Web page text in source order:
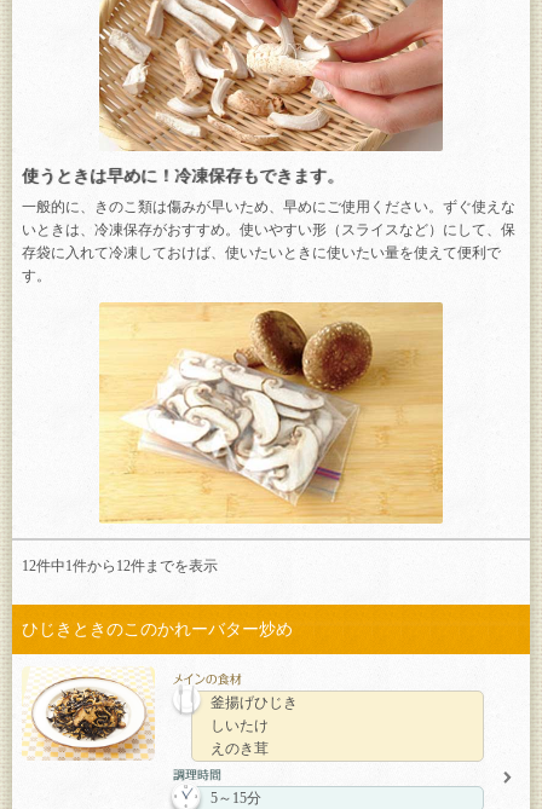
使うときは早めに！冷凍保存もできます。
一般的に、きのこ類は傷みが早いため、早めにご使用ください。ずぐ使えな
いときは、冷凍保存がおすすめ。使いやすい形（スライスなど）にして、保
存袋に入れて冷凍しておけば、使いたいときに使いたい量を使えて便利で
す。
12件中1件から 12件までを表示
ひじきときのこのかれーバター炒め
釜揚げひじき
しいたけ
えのき茸
5～15分